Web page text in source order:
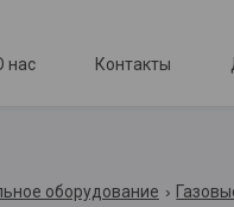
нас Контакты
оборудование